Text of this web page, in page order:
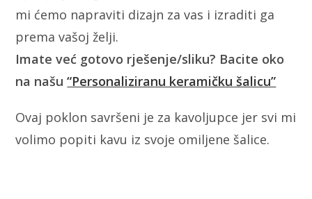
mi ćemo napraviti dizajn za vas i izraditi ga
prema vašoj želji.
Imate već gotovo rješenje/sliku? Bacite oko
na našu“Personaliziranu keramičku šalicu”
Ovaj poklon savršeni je za kavoljupce jer svi mi
volimo popiti kavu iz svoje omiljene šalice.